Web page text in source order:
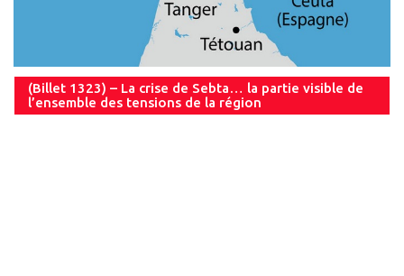
(Billet 1323) – La crise de Sebta… la partie visible de
l’ensemble des tensions de la région